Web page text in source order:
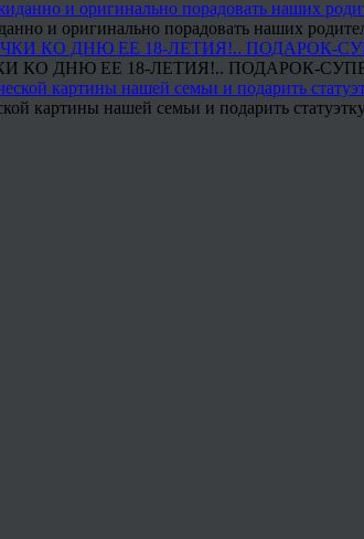
и оригинально порадовать наших
КО ДНЮ ЕЕ 18-ЛЕТИЯ!.. ПОДАРОК-
картины нашей семьи и подарить